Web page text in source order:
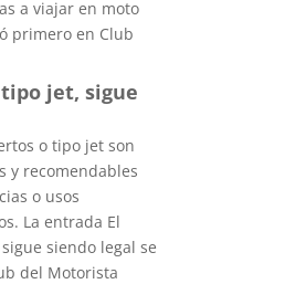
a viajar en moto
primero en Club
jet, sigue
o tipo jet son
y recomendables
o usos
La entrada El
siendo legal se
del Motorista